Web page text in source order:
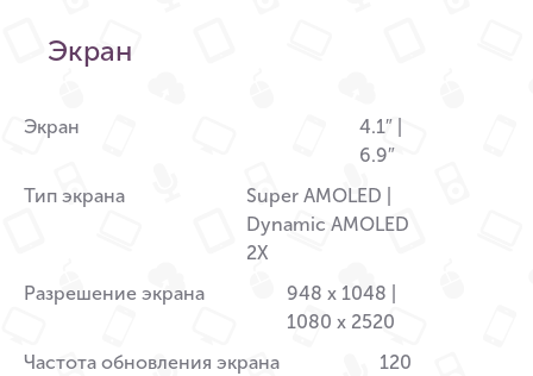
Экран
Экран
4.1″ |
6.9″
Тип экрана
Super AMOLED |
Dynamic AMOLED
2X
Разрешение экрана
948 x 1048 |
1080 x 2520
Частота обновления экрана
120